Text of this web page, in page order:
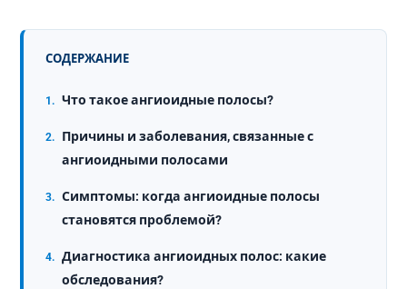
СОДЕРЖАНИЕ
Что такое ангиоидные полосы?
Причины и заболевания, связанные с
ангиоидными полосами
Симптомы: когда ангиоидные полосы
становятся проблемой?
Диагностика ангиоидных полос: какие
обследования?